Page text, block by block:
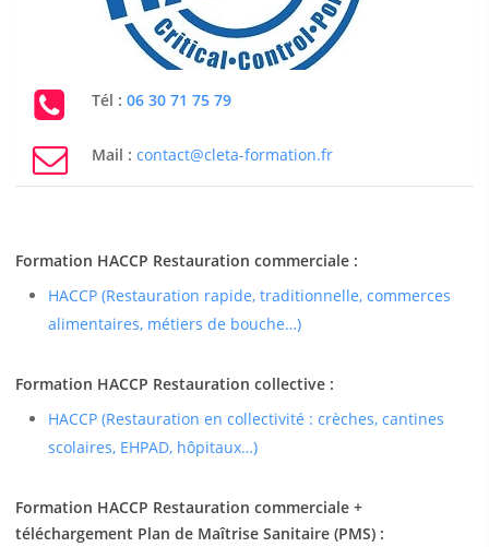
Tél : 06 30 71 75 79
Mail : contact@cleta-formation.fr
Formation HACCP Restauration commerciale :
HACCP (Restauration rapide, traditionnelle, commerces
alimentaires, métiers de bouche…)
Formation HACCP Restauration collective :
HACCP (Restauration en collectivité : crèches, cantines
scolaires, EHPAD, hôpitaux…)
Formation HACCP Restauration commerciale +
téléchargement Plan de Maîtrise Sanitaire (PMS) :